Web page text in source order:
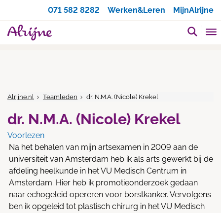
071 582 8282
Werken&Leren MijnAlrijne
Alrijne.nl Teamleden dr. N.M.A. (Nicole) Krekel
dr. N.M.A. (Nicole) Krekel
Voorlezen
Na het behalen van mijn artsexamen in 2009 aan de
universiteit van Amsterdam heb ik als arts gewerkt bij de
afdeling heelkunde in het VU Medisch Centrum in
Amsterdam. Hier heb ik promotieonderzoek gedaan
naar echogeleid opereren voor borstkanker. Vervolgens
ben ik opgeleid tot plastisch chirurg in het VU Medisch